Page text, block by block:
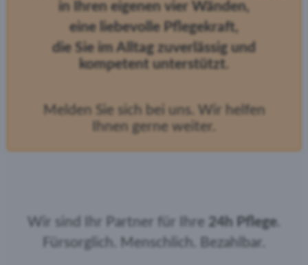
in Ihren eigenen vier Wänden,
eine liebevolle Pflegekraft,
die Sie im Alltag zuverlässig und
kompetent unterstützt.
Melden Sie sich bei uns. Wir helfen
Ihnen gerne weiter.
Wir sind Ihr Partner für Ihre 24h Pflege
Fürsorglich. Menschlich. Bezahlbar.